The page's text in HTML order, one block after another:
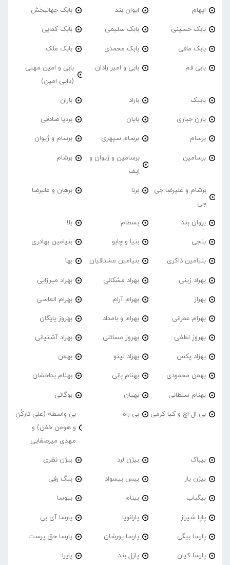
ایهام ایوان بند بابک جهانبخش
بابک حسینی بابک سلیمی بابک کمایی
بابک مافی بابک محمدی بابک ملک
بابی فم بابی و امیر رادان
بابی و امین مهنی
(دایی امین)
بابیک باراد باران
بارن جباری بایان بردیا صادقی
برسام برسام سپهری برسام و ژیوان
برسامین
برسامین و ژیوان و
اِیف
برشام
برشام و علیرضا جی
جی
برنا برهان و علیرضا
بروان بند بسطام بلا
بنجی بنیا و چابو بنیامین بهادری
بنیامین ذاکری بنیامین مشتاقیان بها
بهراد زینی بهراد مشکانی بهراد میرزایی
بهراز بهرام آرام بهرام الماسی
بهرام عمرانی بهرام و بامداد بهروز پایگان
بهروز لطفی بهروز مسائلی بهزاد آشتیانی
بهزاد پکس بهزاد لیتو بهمن
بهمن محمودی بهنام بانی بهنام بداخشان
بهنام سلطانی بهیان بوگاتی
بی ال اچ و کیا کرمی بی راه
بی واسطه (علی تارکُن
و هومن خفن) و
مهدی میرصفایی
بیباک بیژن لرد بیژن نظری
بیژن یار بیس بیسواد بیگ رفی
بیگباب بینام بیوسا
پاپا شیراز پارانویا پارسا آی بی
پارسا بیگی پارسا پورشان پارسا حق پرست
پارسا کیان پازل بند پایرا